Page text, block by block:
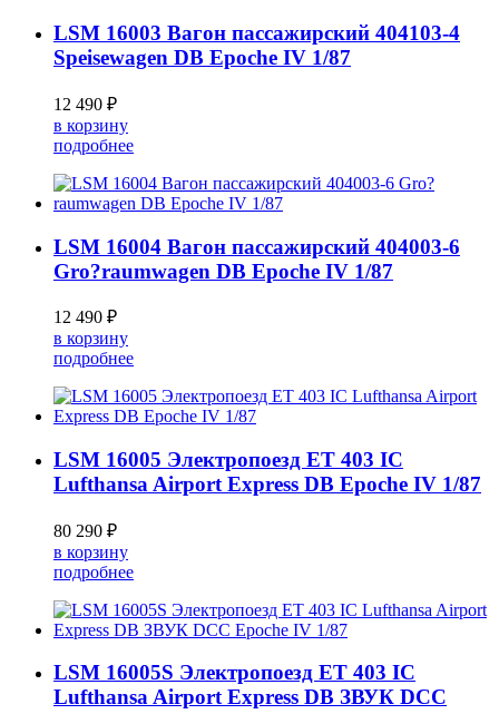
LSM 16003 Вагон пассажирский 404103-4
Speisewagen DB Epoche IV 1/87
12 490 ₽
в корзину
подробнее
LSM 16004 Вагон пассажирский 404003-6
Gro?raumwagen DB Epoche IV 1/87
12 490 ₽
в корзину
подробнее
LSM 16005 Электропоезд ET 403 IC
Lufthansa Airport Express DB Epoche IV 1/87
80 290 ₽
в корзину
подробнее
LSM 16005S Электропоезд ET 403 IC
Lufthansa Airport Express DB ЗВУК DCC